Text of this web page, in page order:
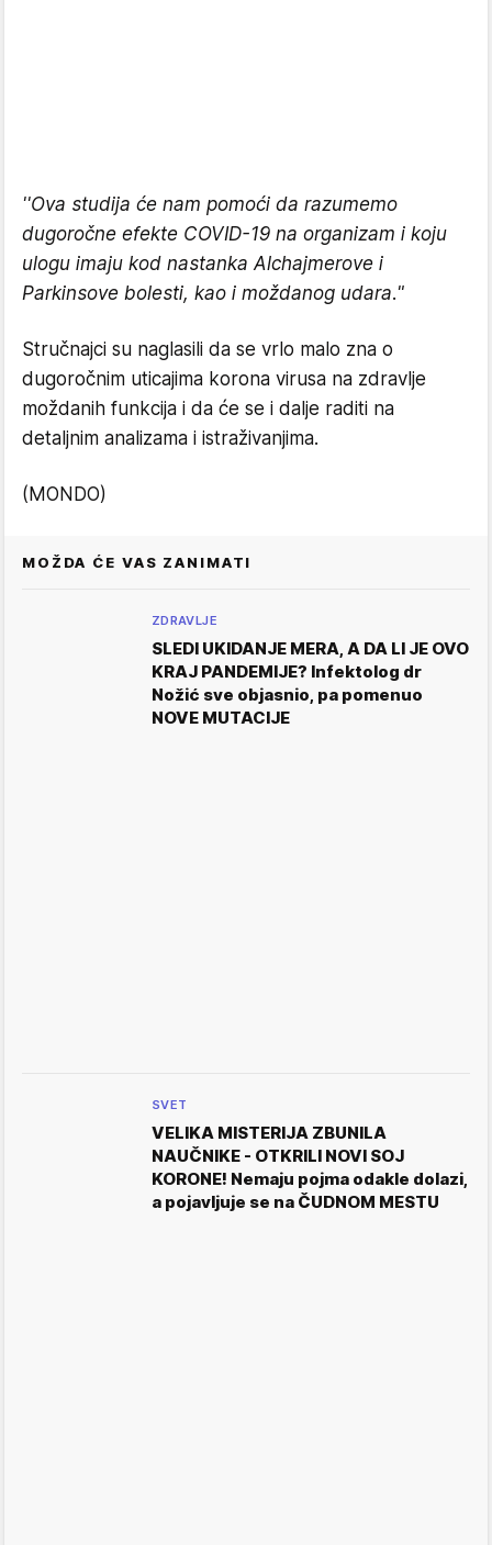
''Ova studija će nam pomoći da razumemo
dugoročne efekte COVID-19 na organizam i koju
ulogu imaju kod nastanka Alchajmerove i
Parkinsove bolesti, kao i moždanog udara."
Stručnajci su naglasili da se vrlo malo zna o
dugoročnim uticajima korona virusa na zdravlje
moždanih funkcija i da će se i dalje raditi na
detaljnim analizama i istraživanjima.
(MONDO)
MOŽDA ĆE VAS ZANIMATI
ZDRAVLJE
SLEDI UKIDANJE MERA, A DA LI JE OVO
KRAJ PANDEMIJE? Infektolog dr
Nožić sve objasnio, pa pomenuo
NOVE MUTACIJE
SVET
VELIKA MISTERIJA ZBUNILA
NAUČNIKE - OTKRILI NOVI SOJ
KORONE! Nemaju pojma odakle dolazi,
a pojavljuje se na ČUDNOM MESTU